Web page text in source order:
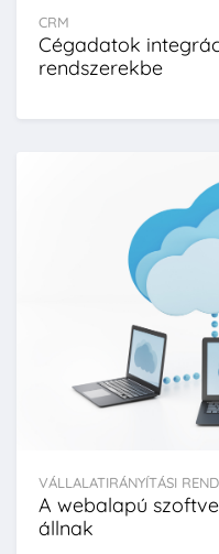
CRM
Cégadatok
rendszerekbe
VÁLLALATIRÁNYÍTÁSI
A webalapú
állnak